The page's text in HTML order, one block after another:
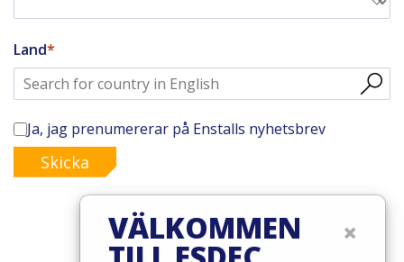
Land
Ja, jag prenumererar på Enstalls nyhetsbrev
Skicka
© 2026 Esdec. Alla rättigheter förbehållna
×
VÄLKOMMEN